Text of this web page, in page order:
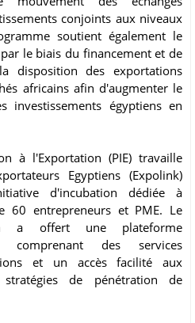
conjoints aux niveaux
soutient également le
le biais du financement et de
disposition des exportations
africains afin d'augmenter le
investissements égyptiens en
à l'Exportation (PIE) travaille
Egyptiens (Expolink)
d'incubation dédiée à
60 entrepreneurs et PME. Le
a offert une plateforme
comprenant des services
et un accès facilité aux
de pénétration de